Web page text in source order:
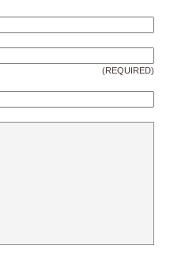
(REQUIRED)